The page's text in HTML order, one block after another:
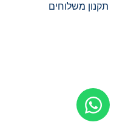
תקנון משלוחים